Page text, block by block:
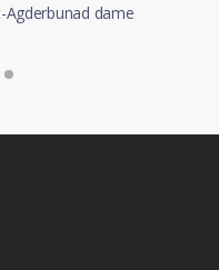
Agderbunad dame
MER